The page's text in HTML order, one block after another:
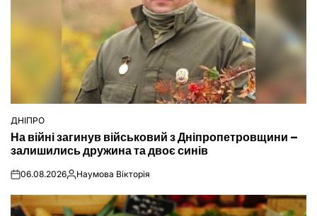
ОПУБЛІКУВАТИ
У
ДНІПРО
На війні загинув військовий з Дніпропетровщини –
залишились дружина та двоє синів
on06.08.2026Опубліковано
Наумова Вікторія